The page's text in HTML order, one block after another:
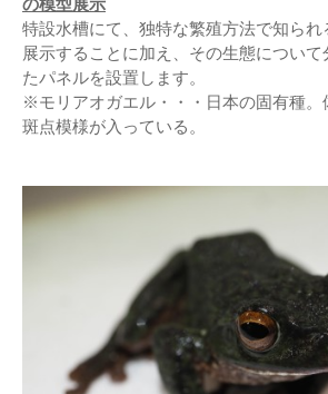
の模型展示
特設水槽にて、独特な繁殖方法で知ら
展示することに加え、その生態につい
たパネルを設置します。
※モリアオガエル・・・日本の固有種。
斑点模様が入っている。